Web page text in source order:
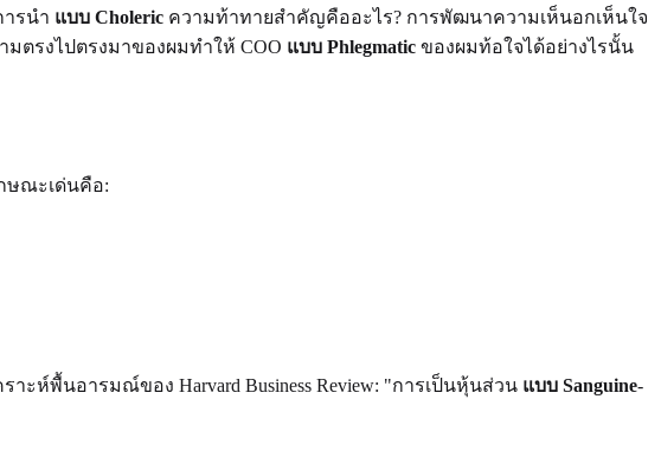
รนำ แบบ Choleric ความท้าทายสำคัญคืออะไร? การพัฒนาความเห็นอกเห็นใจ
มตรงไปตรงมาของผมทำให้ COO แบบ Phlegmatic ของผมท้อใจได้อย่างไรนั้น
ษณะเด่นคือ:
ะห์พื้นอารมณ์ของ Harvard Business Review: "การเป็นหุ้นส่วน แบบ Sanguine-